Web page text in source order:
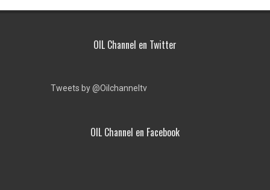
OIL Channel en Twitter
Tweets by @Oilchanneltv
OIL Channel en Facebook